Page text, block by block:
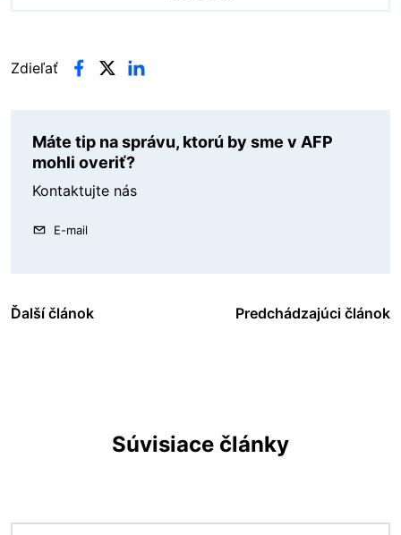
Zdieľať
Máte tip na správu, ktorú by sme v AFP
mohli overiť?
Kontaktujte nás
E-mail
Ďalší článok Predchádzajúci článok
Súvisiace články